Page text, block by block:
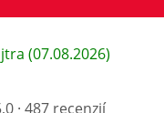
(07.08.2026)
· 487 recenzií